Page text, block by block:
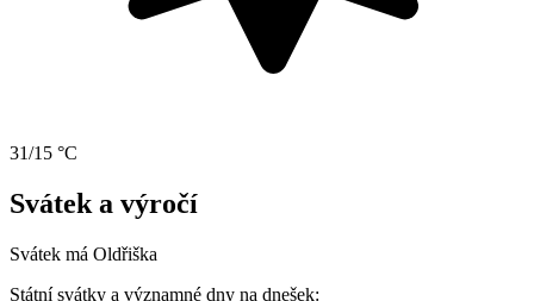
31/15 °C
Svátek a výročí
Svátek má Oldřiška
Státní svátky a významné dny na dnešek: